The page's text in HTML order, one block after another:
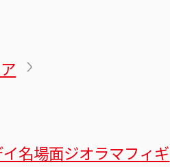
名場面ジオラマフィギ